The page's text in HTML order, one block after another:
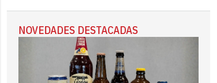
NOVEDADES DESTACADAS